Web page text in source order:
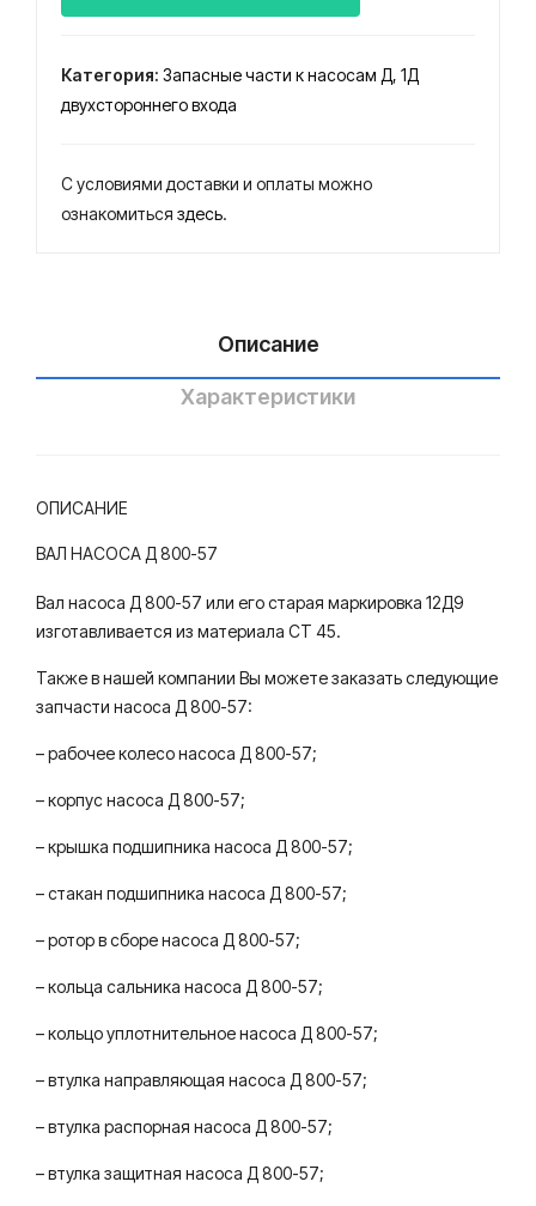
Д
57
Категория: Запасные части к насосам Д, 1Д
двухстороннего входа
С условиями доставки и оплаты можно
ознакомиться здесь.
Описание
Характеристики
ОПИСАНИЕ
ВАЛ НАСОСА Д 800-57
Вал насоса Д 800-57 или его старая маркировка 12Д9
изготавливается из материала СТ 45.
Также в нашей компании Вы можете заказать следующие
запчасти насоса Д 800-57:
– рабочее колесо насоса Д 800-57;
– корпус насоса Д 800-57;
– крышка подшипника насоса Д 800-57;
– стакан подшипника насоса Д 800-57;
– ротор в сборе насоса Д 800-57;
– кольца сальника насоса Д 800-57;
– кольцо уплотнительное насоса Д 800-57;
– втулка направляющая насоса Д 800-57;
– втулка распорная насоса Д 800-57;
– втулка защитная насоса Д 800-57;